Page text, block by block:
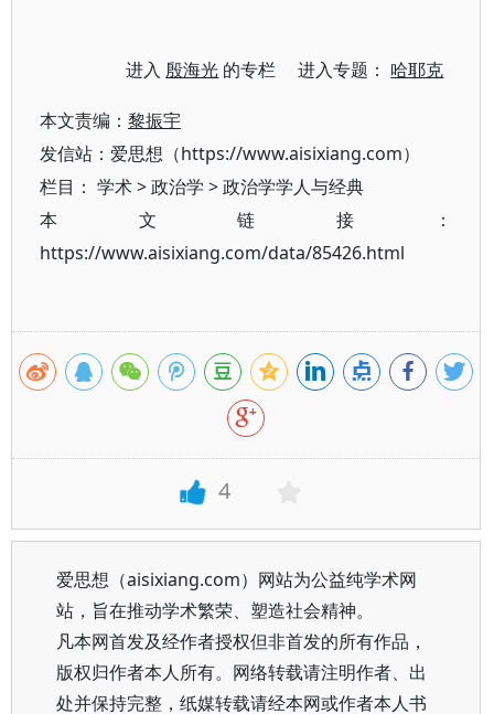
进入 殷海光 的专栏 进入专题： 哈耶克
本文责编： 黎振宇
发信站：爱思想（https://www.aisixiang.com）
栏目： 学术>政治学 >政治学学人与经典
本文链接：
https://www.aisixiang.com/data/85426.html
4
爱思想（aisixiang.com）网站为公益纯学术网
站，旨在推动学术繁荣、塑造社会精神。
凡本网首发及经作者授权但非首发的所有作品，
版权归作者本人所有。网络转载请注明作者、出
处并保持完整，纸媒转载请经本网或作者本人书